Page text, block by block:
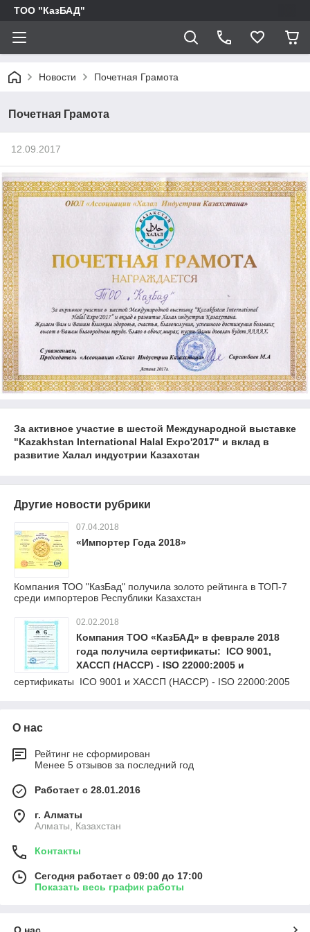
ТОО "КазБАД"
Новости Почетная Грамота
Почетная Грамота
12.09.2017
За активное участие в шестой Международной выставке
"Kazakhstan International Halal Expo'2017" и вклад в
развитие Халал индустрии Казахстан
Другие новости рубрики
07.04.2018
«Импортер Года 2018»
Компания ТОО "КазБад" получила золото рейтинга в ТОП-7
среди импортеров Республики Казахстан
02.02.2018
Компания ТОО «КазБАД» в феврале 2018
года получила сертификаты: ICO 9001,
ХАССП (HACCP) - ISO 22000:2005 и
Сертификат Халал (Halal Certificate)
сертификаты ICO 9001 и ХАССП (HACCP) - ISO 22000:2005
О нас
Рейтинг не сформирован
Менее 5 отзывов за последний год
Работает с 28.01.2016
г. Алматы
Алматы, Казахстан
Контакты
Сегодня работает с 09:00 до 17:00
Показать весь график работы